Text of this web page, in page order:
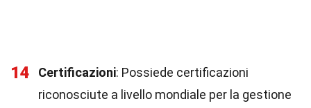
14 Certificazioni: Possiede certificazioni
riconosciute a livello mondiale per la gestione